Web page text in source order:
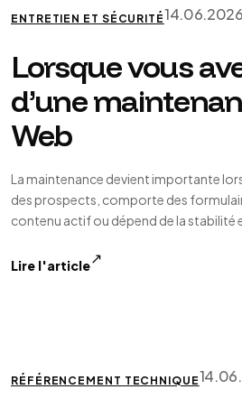
ENTRETIEN ET SÉCURITÉ14.06.2026
Lorsque vous
d’une
Web
La maintenance devient importante
des prospects, comporte des
contenu actif ou dépend de la stabilité
Lire l'article↗
RÉFÉRENCEMENT TECHNIQUE